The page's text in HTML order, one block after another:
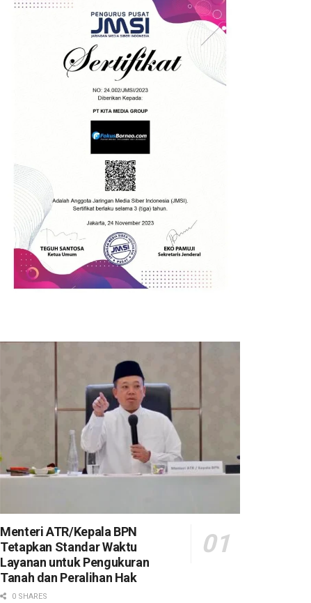
Menteri ATR/Kepala BPN
Tetapkan Standar Waktu
Layanan untuk Pengukuran
Tanah dan Peralihan Hak
0 SHARES